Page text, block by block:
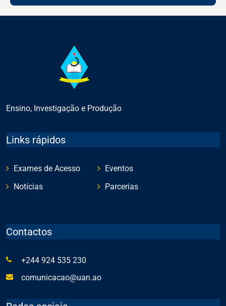
Ensino, Investigação e Produção
Links rápidos
Exames de Acesso
Notícias
Eventos
Parcerias
Contactos
+244 924 535 230
comunicacao@uan.ao